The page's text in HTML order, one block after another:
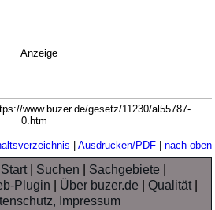
Anzeige
www.buzer.de/gesetz/11230/al55787-
0.htm
| Ausdrucken/PDF| nach oben
Start| Suchen Sachgebiete
Plugin Über buzer.de |Qualität|
Impressum